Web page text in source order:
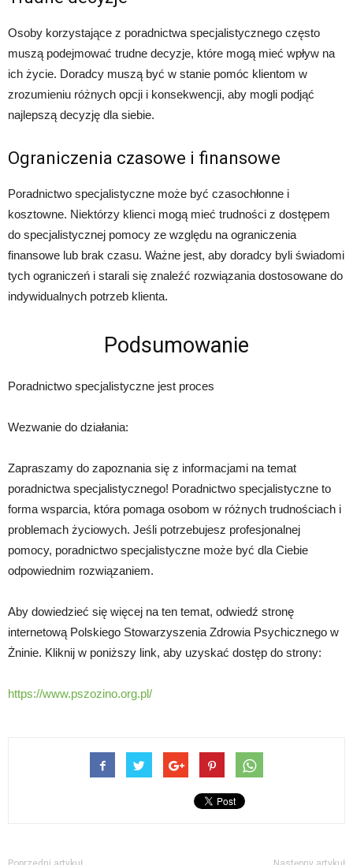
Osoby korzystające z poradnictwa specjalistycznego często
muszą podejmować trudne decyzje, które mogą mieć wpływ na
ich życie. Doradcy muszą być w stanie pomóc klientom w
zrozumieniu różnych opcji i konsekwencji, aby mogli podjąć
najlepszą decyzję dla siebie.
Ograniczenia czasowe i finansowe
Poradnictwo specjalistyczne może być czasochłonne i
kosztowne. Niektórzy klienci mogą mieć trudności z dostępem
do specjalistycznej pomocy ze względu na ograniczenia
finansowe lub brak czasu. Ważne jest, aby doradcy byli świadomi
tych ograniczeń i starali się znaleźć rozwiązania dostosowane do
indywidualnych potrzeb klienta.
Podsumowanie
Poradnictwo specjalistyczne jest proces
Wezwanie do działania:
Zapraszamy do zapoznania się z informacjami na temat
poradnictwa specjalistycznego! Poradnictwo specjalistyczne to
forma wsparcia, która pomaga osobom w różnych trudnościach i
problemach życiowych. Jeśli potrzebujesz profesjonalnej
pomocy, poradnictwo specjalistyczne może być dla Ciebie
odpowiednim rozwiązaniem.
Aby dowiedzieć się więcej na ten temat, odwiedź stronę
internetową Polskiego Stowarzyszenia Zdrowia Psychicznego w
Żninie. Kliknij w poniższy link, aby uzyskać dostęp do strony:
https://www.pszozino.org.pl/